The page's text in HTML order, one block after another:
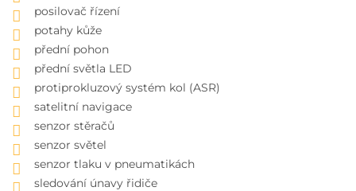
posilovač řízení
potahy kůže
přední pohon
přední světla LED
protiprokluzový systém kol (ASR)
satelitní navigace
senzor stěračů
senzor světel
senzor tlaku v pneumatikách
sledování únavy řidiče